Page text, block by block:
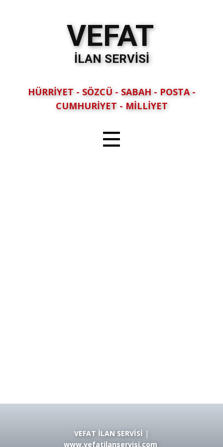
VEFAT
İLAN SERVİSİ
HÜRRİYET - SÖZCÜ - SABAH - POSTA -
CUMHURİYET - MİLLİYET
VEFAT İLAN SERVİSİ |
www.vefatilanservisi.com